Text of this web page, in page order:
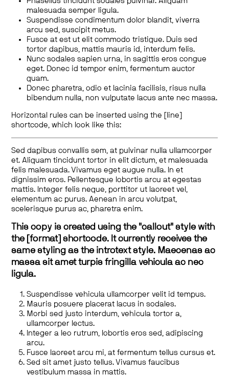
malesuada semper ligula.
Suspendisse condimentum dolor blandit, viverra
arcu sed, suscipit metus.
Fusce at est ut elit commodo tristique. Duis sed
tortor dapibus, mattis mauris id, interdum felis.
Nunc sodales sapien urna, in sagittis eros congue
eget. Donec id tempor enim, fermentum auctor
quam.
Donec pharetra, odio et lacinia facilisis, risus nulla
bibendum nulla, non vulputate lacus ante nec massa.
Horizontal rules can be inserted using the [line]
shortcode, which look like this:
Sed dapibus convallis sem, at pulvinar nulla ullamcorper
et. Aliquam tincidunt tortor in elit dictum, et malesuada
felis malesuada. Vivamus eget augue nulla. In et
dignissim eros. Pellentesque lobortis arcu at egestas
mattis. Integer felis neque, porttitor ut laoreet vel,
elementum ac purus. Aenean in arcu volutpat,
scelerisque purus ac, pharetra enim.
This copy is created using the "callout" style with
the [format] shortcode. It currently receives the
same styling as the introtext style. Maecenas ac
massa sit amet turpis fringilla vehicula ac nec
ligula.
Suspendisse vehicula ullamcorper velit id tempus.
Mauris posuere placerat lacus in sodales.
Morbi sed justo interdum, vehicula tortor a,
ullamcorper lectus.
Integer a leo rutrum, lobortis eros sed, adipiscing
arcu.
Fusce laoreet arcu mi, at fermentum tellus cursus et.
Sed sit amet justo tellus. Vivamus faucibus
vestibulum massa in mattis.